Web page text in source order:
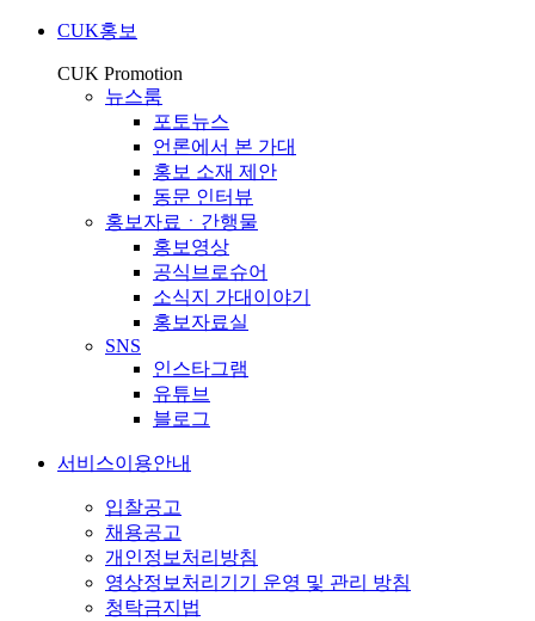
CUK홍보
CUK Promotion
뉴스룸
포토뉴스
언론에서 본 가대
홍보 소재 제안
동문 인터뷰
홍보자료ㆍ간행물
홍보영상
공식브로슈어
소식지 가대이야기
홍보자료실
SNS
인스타그램
유튜브
블로그
서비스이용안내
입찰공고
채용공고
개인정보처리방침
영상정보처리기기 운영 및 관리 방침
청탁금지법